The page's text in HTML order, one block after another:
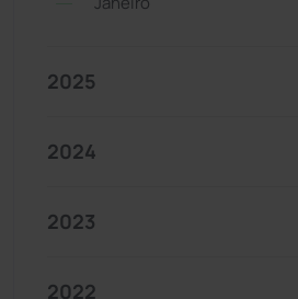
2025
2024
2023
2022